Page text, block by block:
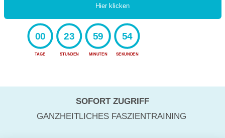
Hier klicken
00
TAGE
23
STUNDEN
59
MINUTEN
52
SEKUNDEN
SOFORT ZUGRIFF
GANZHEITLICHES FASZIENTRAINING